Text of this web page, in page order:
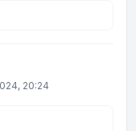
20:24